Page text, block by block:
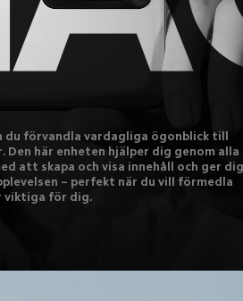
du förvandla vardagliga ögonblick till
Den här enheten hjälper dig genom alla
att skapa och visa innehåll och ger dig
– perfekt när du vill förmedla
viktiga för dig.